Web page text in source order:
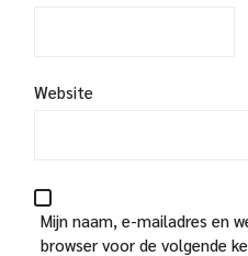
Website
Mijn naam, e-mailadres en
browser voor de volgende